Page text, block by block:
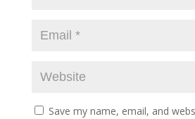
Save my name, email, and